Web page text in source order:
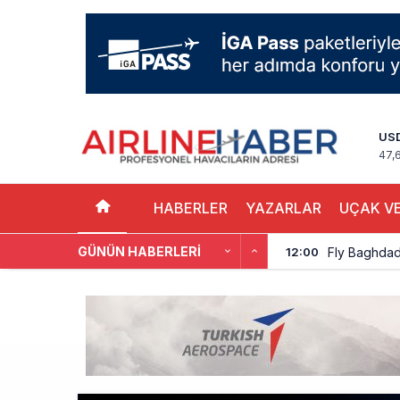
HABERLER YAZARLAR UÇAK
GÜNÜN HABERLERI 12:00 Fly Baghdad
Trump’ı
Emirates
9:14 Emirates’in